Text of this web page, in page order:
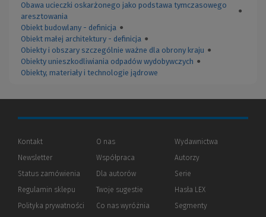
Obawa ucieczki oskarżonego jako podstawa tymczasowego
aresztowania
●
Obiekt budowlany - definicja ●
Obiekt małej architektury - definicja ●
Obiekty i obszary szczególnie ważne dla obrony kraju ●
Obiekty unieszkodliwiania odpadów wydobywczych ●
Obiekty, materiały i technologie jądrowe
Kontakt
Newsletter
Status zamówienia
Regulamin sklepu
Polityka prywatności (Nowe
(Link
O nas
Współpraca
Dla autorów(Nowe
(Link
innej
strony)
Twoje sugestie
Co nas wyróżnia
Wydawnictwa
Autorzy
Serie
Hasła LEX
Segmenty